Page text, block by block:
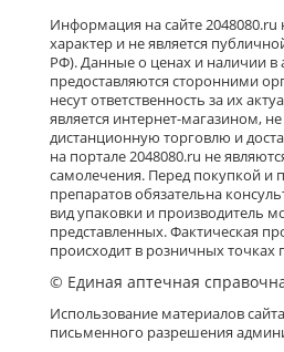
Информация на сайте
характер и не является
РФ). Данные о ценах и наличии в
предоставляются сторонними
несут ответственность за их
является интернет-магазином,
дистанционную торговлю и
на портале 2048080.ru не
самолечения. Перед покупкой и
препаратов обязательна
вид упаковки и производитель
представленных. Фактическая
происходит в розничных точках
© Единая аптечная
Использование материалов
письменного разрешения